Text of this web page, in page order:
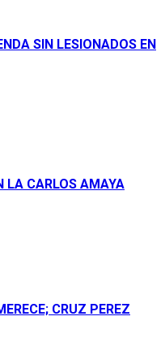
SIN LESIONADOS EN
LA CARLOS AMAYA
CRUZ PEREZ